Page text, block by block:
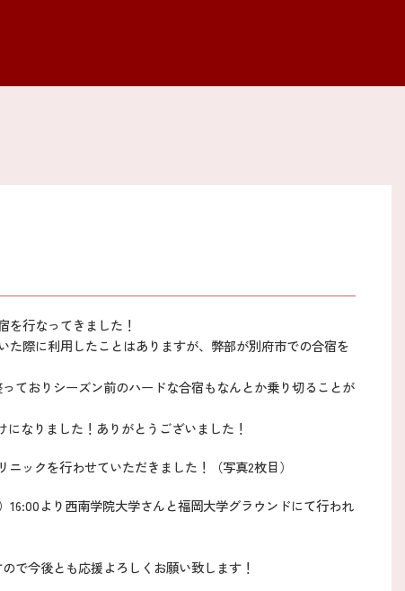
を行なってきました！
際に利用したことはありますが、弊部が別府市での合宿を
ておりシーズン前のハードな合宿もなんとか乗り切ることが
なりました！ありがとうございました！
ックを行わせていただきました！（写真2枚目）
16:00より西南学院大学さんと福岡大学グラウンドにて行われ
で今後とも応援よろしくお願い致します！